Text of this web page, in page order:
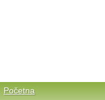
Početna